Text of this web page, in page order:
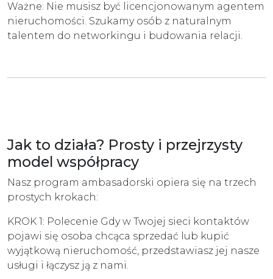
Ważne: Nie musisz być licencjonowanym agentem
nieruchomości. Szukamy osób z naturalnym
talentem do networkingu i budowania relacji.
Jak to działa? Prosty i przejrzysty
model współpracy
Nasz program ambasadorski opiera się na trzech
prostych krokach:
KROK 1: Polecenie Gdy w Twojej sieci kontaktów
pojawi się osoba chcąca sprzedać lub kupić
wyjątkową nieruchomość, przedstawiasz jej nasze
usługi i łączysz ją z nami.